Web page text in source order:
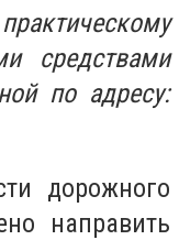
средствами
по адресу:
дорожного
направить